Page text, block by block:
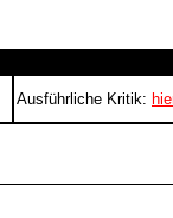
Ausführliche Kritik: